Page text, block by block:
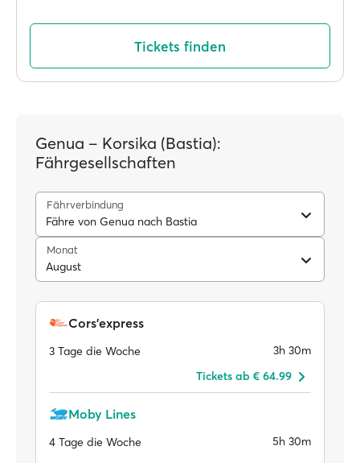
Tickets finden
Genua – Korsika (Bastia):
Fährgesellschaften
Fährverbindung
Fähre von Genua nach Bastia
Monat
August
Cors'express
3 Tage die Woche
3h 30m
Tickets ab € 64.99
Moby Lines
4 Tage die Woche
5h 30m